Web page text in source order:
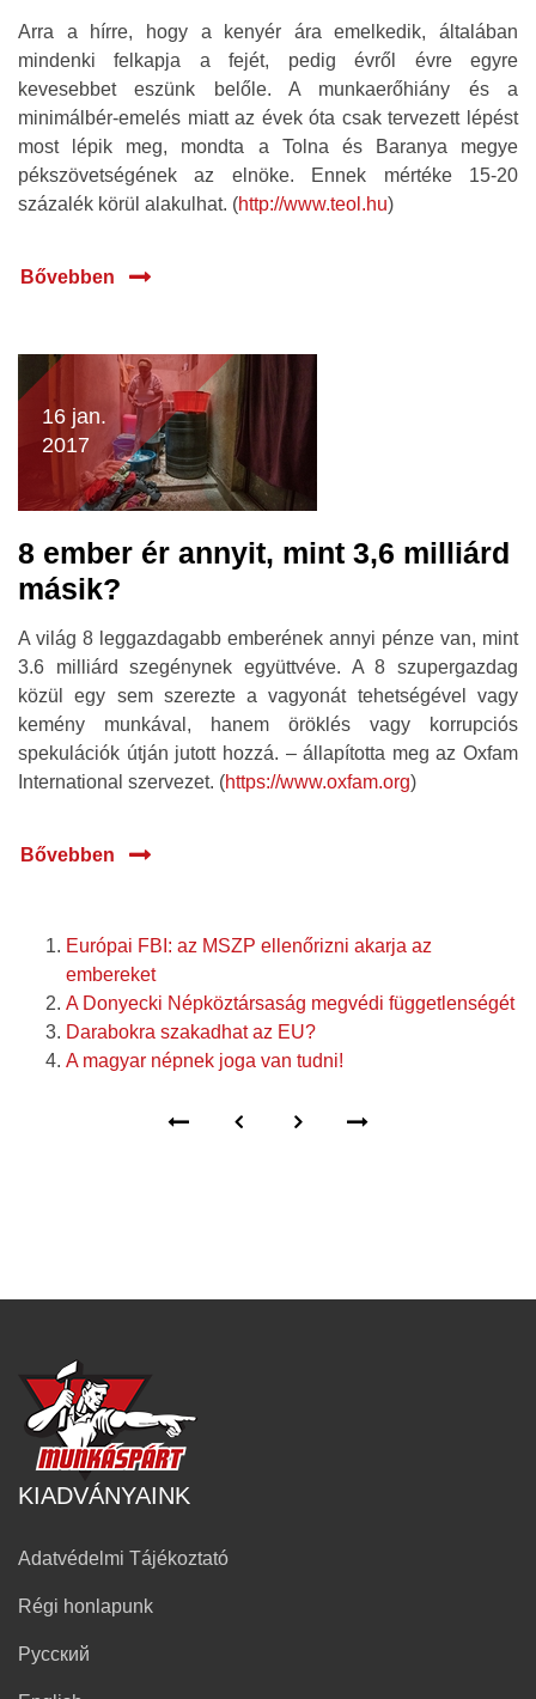
Arra a hírre, hogy a kenyér ára emelkedik, általában
mindenki felkapja a fejét, pedig évről évre egyre
kevesebbet eszünk belőle. A munkaerőhiány és a
minimálbér-emelés miatt az évek óta csak tervezett lépést
most lépik meg, mondta a Tolna és Baranya megye
pékszövetségének az elnöke. Ennek mértéke 15-20
százalék körül alakulhat. (http://www.teol.hu)
Bővebben
16 jan.
2017
8 ember ér annyit, mint 3,6 milliárd
másik?
A világ 8 leggazdagabb emberének annyi pénze van, mint
3.6 milliárd szegénynek együttvéve. A 8 szupergazdag
közül egy sem szerezte a vagyonát tehetségével vagy
kemény munkával, hanem öröklés vagy korrupciós
spekulációk útján jutott hozzá. – állapította meg az Oxfam
International szervezet. (https://www.oxfam.org)
Bővebben
Európai FBI: az MSZP ellenőrizni akarja az
embereket
A Donyecki Népköztársaság megvédi függetlenségét
Darabokra szakadhat az EU?
A magyar népnek joga van tudni!
KIADVÁNYAINK
Adatvédelmi Tájékoztató
Régi honlapunk
Русский